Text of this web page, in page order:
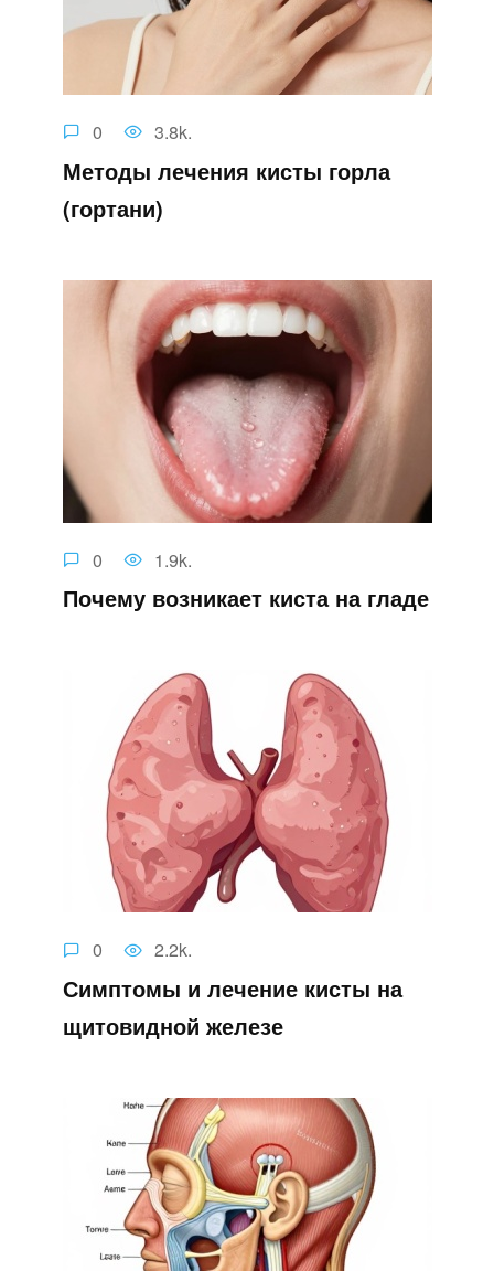
0 3.8k.
Методы лечения кисты горла
(гортани)
0 1.9k.
Почему возникает киста на гладе
0 2.2k.
Симптомы и лечение кисты на
щитовидной железе